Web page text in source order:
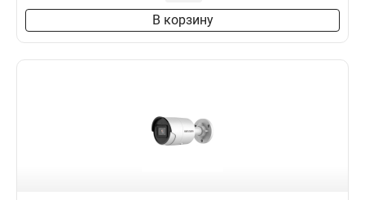
В корзину